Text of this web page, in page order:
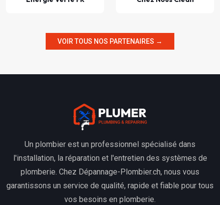
VOIR TOUS NOS PARTENAIRES →
Un plombier est un professionnel spécialisé dans
l'installation, la réparation et l'entretien des systèmes de
plomberie. Chez Dépannage-Plombier.ch, nous vous
garantissons un service de qualité, rapide et fiable pour tous
vos besoins en plomberie.